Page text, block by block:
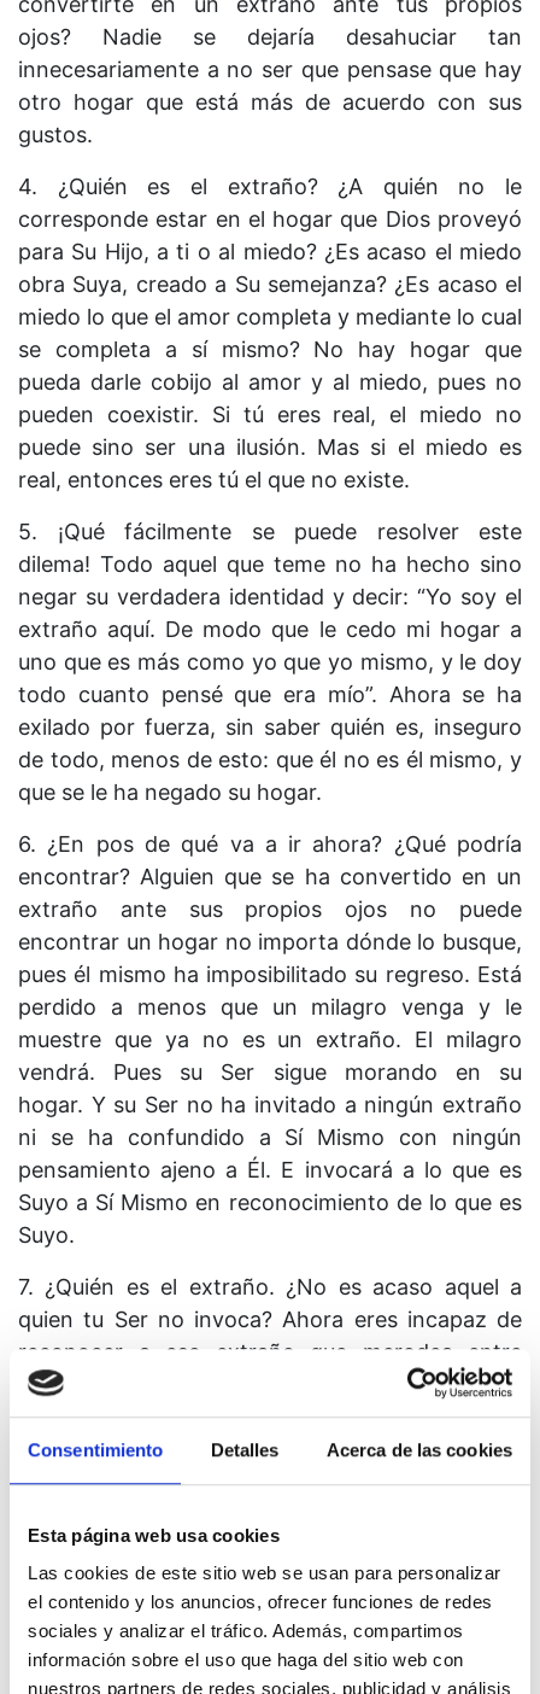
Consentimiento Detalles Acerca de las cookies
Esta página web usa cookies
Las cookies de este sitio web se usan para personalizar
el contenido y los anuncios, ofrecer funciones de redes
sociales y analizar el tráfico. Además, compartimos
información sobre el uso que haga del sitio web con
nuestros partners de redes sociales, publicidad y análisis
ojos? Nadie se dejaría desahuciar tan
innecesariamente a no ser que pensase que hay
otro hogar que está más de acuerdo con sus
gustos.
4. ¿Quién es el extraño? ¿A quién no le
corresponde estar en el hogar que Dios proveyó
para Su Hijo, a ti o al miedo? ¿Es acaso el miedo
obra Suya, creado a Su semejanza? ¿Es acaso el
miedo lo que el amor completa y mediante lo cual
se completa a sí mismo? No hay hogar que
pueda darle cobijo al amor y al miedo, pues no
pueden coexistir. Si tú eres real, el miedo no
puede sino ser una ilusión. Mas si el miedo es
real, entonces eres tú el que no existe.
5. ¡Qué fácilmente se puede resolver este
dilema! Todo aquel que teme no ha hecho sino
negar su verdadera identidad y decir: “Yo soy el
extraño aquí. De modo que le cedo mi hogar a
uno que es más como yo que yo mismo, y le doy
todo cuanto pensé que era mío”. Ahora se ha
exilado por fuerza, sin saber quién es, inseguro
de todo, menos de esto: que él no es él mismo, y
que se le ha negado su hogar.
6. ¿En pos de qué va a ir ahora? ¿Qué podría
encontrar? Alguien que se ha convertido en un
extraño ante sus propios ojos no puede
encontrar un hogar no importa dónde lo busque,
pues él mismo ha imposibilitado su regreso. Está
perdido a menos que un milagro venga y le
muestre que ya no es un extraño. El milagro
vendrá. Pues su Ser sigue morando en su
hogar. Y su Ser no ha invitado a ningún extraño
ni se ha confundido a Sí Mismo con ningún
pensamiento ajeno a Él. E invocará a lo que es
Suyo a Sí Mismo en reconocimiento de lo que es
Suyo.
7. ¿Quién es el extraño. ¿No es acaso aquel a
quien tu Ser no invoca? Ahora eres incapaz de
reconocer a ese extraño que merodea entre
vosotros, pues le has cedido tu legítimo lugar. No
obstante, tu Ser está tan seguro de lo que es
Suyo como Dios lo está de Su Hijo. Dios no está
confundido con respecto a la creación. Está
puede interpo­ner entre Su conocimiento y la
realidad de Su Hijo. Él no sabe de extraños. Él
está seguro de Su Hijo.
8. La certeza de Dios es suficiente. A aquel a